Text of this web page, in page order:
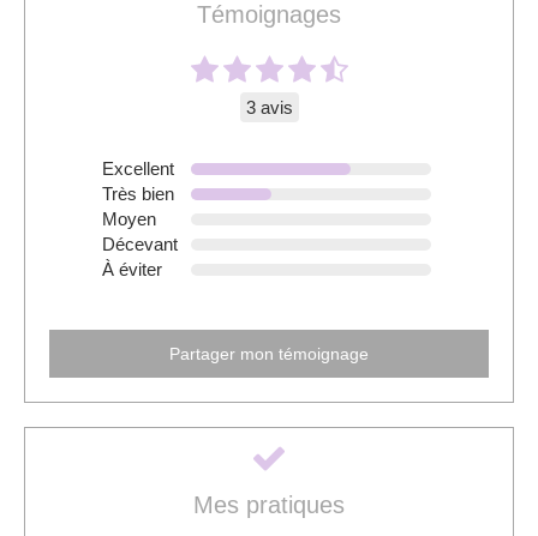
Témoignages
3 avis
Excellent
Très bien
Moyen
Décevant
À éviter
Partager mon témoignage
Mes pratiques